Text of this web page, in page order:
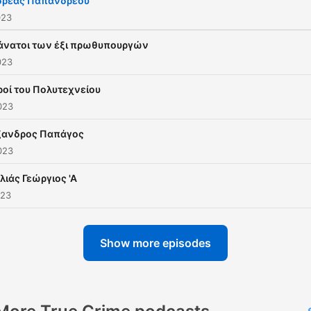
NEWS24/7, με ιστορικό
των έξι πρωθυπουργών
του Πολυτεχνείου
Παπάγος
Γεώργιος 'Α
Show more episodes